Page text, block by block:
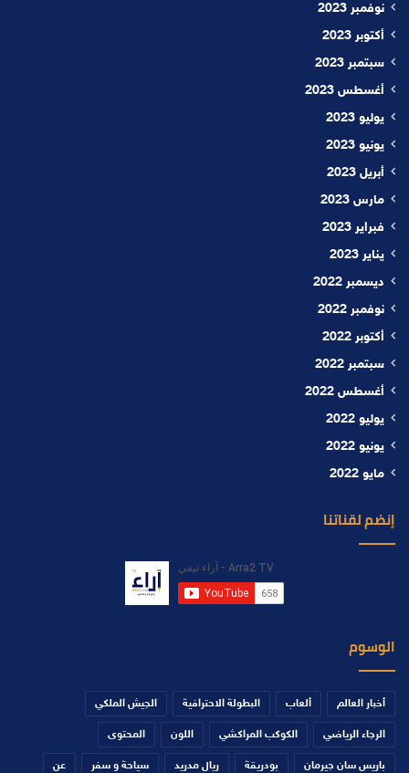
نوفمبر 2023
أكتوبر 2023
سبتمبر 2023
أغسطس 2023
يوليو 2023
يونيو 2023
أبريل 2023
مارس 2023
فبراير 2023
يناير 2023
ديسمبر 2022
نوفمبر 2022
أكتوبر 2022
سبتمبر 2022
أغسطس 2022
يوليو 2022
يونيو 2022
مايو 2022
إنضم لقناتنا
الوسوم
أخبار العالم ألعاب البطولة الاحترافية الجيش الملكي
الرجاء الرياضي الكوكب المراكشي اللون المحتوى
باريس سان جيرمان بودريقة ريال مدريد سياحة و سفر عن